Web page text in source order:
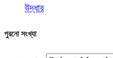
উদ্ধার
পুরনো সংখ্যা